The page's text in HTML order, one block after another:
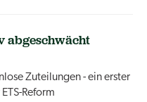
abgeschwächt
Zuteilungen - ein erster
Reform